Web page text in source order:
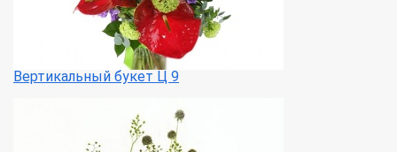
Вертикальный букет Ц 9